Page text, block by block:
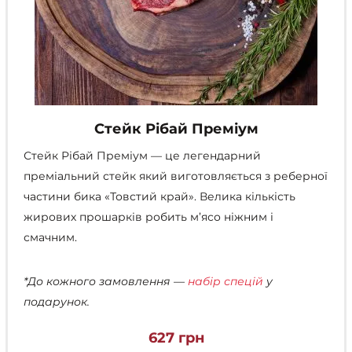
Стейк Рібай Преміум
Стейк Рібай Преміум — це легендарний
преміальний стейк який виготовляється з реберної
частини бика «Товстий край». Велика кількість
жирових прошарків робить м’ясо ніжним і
смачним.
*До кожного замовлення — набір спецій у
подарунок.
627 грн